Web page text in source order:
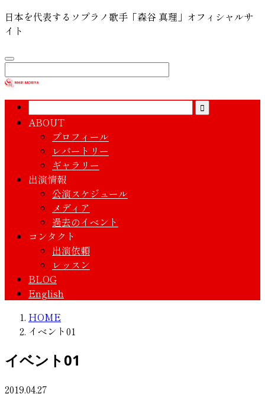
日本を代表するソプラノ歌手「森谷 真理」オフィシャルサ
イト
ABOUT
プロフィール
レパートリー
ギャラリー
出演情報
公演スケジュール
メディア
過去のイベント
コンタクト
出演依頼
レッスン
BLOG
English
HOME
イベント01
イベント01
2019.04.27